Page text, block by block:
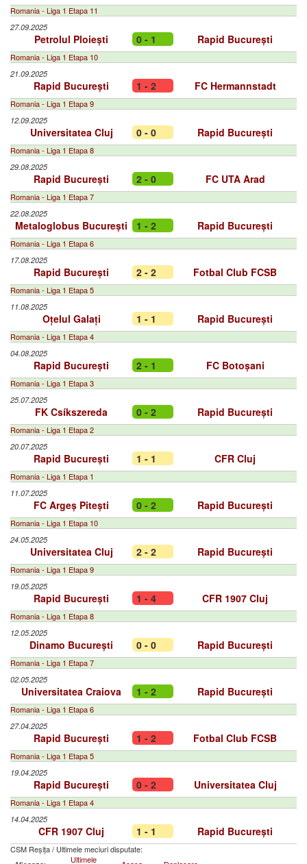
Romania - Liga 1 Etapa 11
27.09.2025
Petrolul Ploiești 0 - 1 Rapid București
Romania - Liga 1 Etapa 10
21.09.2025
Rapid București 1 - 2 FC Hermannstadt
Romania - Liga 1 Etapa 9
12.09.2025
Universitatea Cluj 0 - 0 Rapid București
Romania - Liga 1 Etapa 8
29.08.2025
Rapid București 2 - 0 FC UTA Arad
Romania - Liga 1 Etapa 7
22.08.2025
Metaloglobus București 1 - 2 Rapid București
Romania - Liga 1 Etapa 6
17.08.2025
Rapid București 2 - 2 Fotbal Club FCSB
Romania - Liga 1 Etapa 5
11.08.2025
Oțelul Galați 1 - 1 Rapid București
Romania - Liga 1 Etapa 4
04.08.2025
Rapid București 2 - 1 FC Botoșani
Romania - Liga 1 Etapa 3
25.07.2025
FK Csíkszereda 0 - 2 Rapid București
Romania - Liga 1 Etapa 2
20.07.2025
Rapid București 1 - 1 CFR Cluj
Romania - Liga 1 Etapa 1
11.07.2025
FC Argeș Pitești 0 - 2 Rapid București
Romania - Liga 1 Etapa 10
24.05.2025
Universitatea Cluj 2 - 2 Rapid București
Romania - Liga 1 Etapa 9
19.05.2025
Rapid București 1 - 4 CFR 1907 Cluj
Romania - Liga 1 Etapa 8
12.05.2025
Dinamo București 0 - 0 Rapid București
Romania - Liga 1 Etapa 7
02.05.2025
Universitatea Craiova 1 - 2 Rapid București
Romania - Liga 1 Etapa 6
27.04.2025
Rapid București 1 - 2 Fotbal Club FCSB
Romania - Liga 1 Etapa 5
19.04.2025
Rapid București 0 - 2 Universitatea Cluj
Romania - Liga 1 Etapa 4
14.04.2025
CFR 1907 Cluj 1 - 1 Rapid București
CSM Reșița/ Ultimele meciuri disputate:
Ultimele